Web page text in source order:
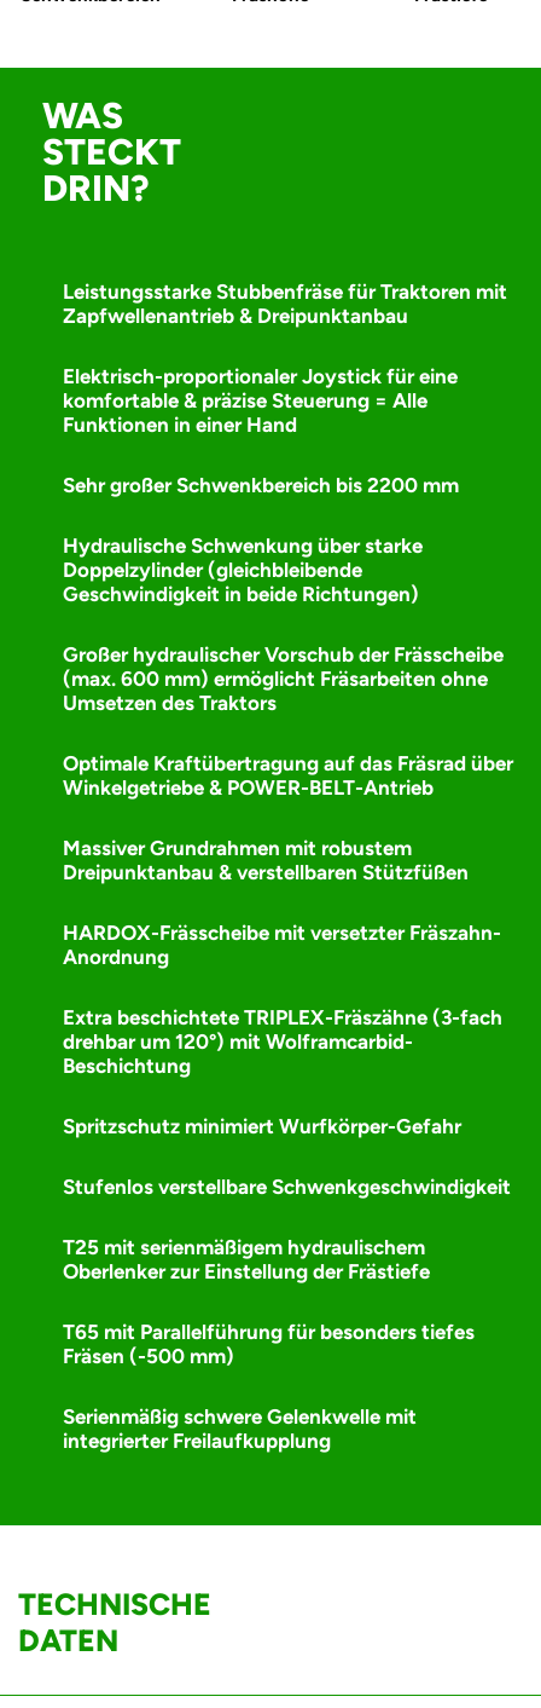
WAS
STECKT
DRIN?
Leistungsstarke Stubbenfräse für Traktoren mit
Zapfwellenantrieb & Dreipunktanbau
Elektrisch-proportionaler Joystick für eine
komfortable & präzise Steuerung = Alle
Funktionen in einer Hand
Sehr großer Schwenkbereich bis 2200 mm
Hydraulische Schwenkung über starke
Doppelzylinder (gleichbleibende
Geschwindigkeit in beide Richtungen)
Großer hydraulischer Vorschub der Frässcheibe
(max. 600 mm) ermöglicht Fräsarbeiten ohne
Umsetzen des Traktors
Optimale Kraftübertragung auf das Fräsrad über
Winkelgetriebe & POWER-BELT-Antrieb
Massiver Grundrahmen mit robustem
Dreipunktanbau & verstellbaren Stützfüßen
HARDOX-Frässcheibe mit versetzter Fräszahn-
Anordnung
Extra beschichtete TRIPLEX-Fräszähne (3-fach
drehbar um 120°) mit Wolframcarbid-
Beschichtung
Spritzschutz minimiert Wurfkörper-Gefahr
Stufenlos verstellbare Schwenk­geschwindigkeit
T25 mit serienmäßigem hydraulischem
Oberlenker zur Einstellung der Frästiefe
T65 mit Parallelführung für besonders tiefes
Fräsen (-500 mm)
Serienmäßig schwere Gelenkwelle mit
integrierter Freilaufkupplung
TECHNISCHE
DATEN